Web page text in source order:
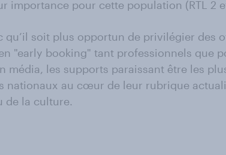
importance pour cette population (RTL 2
qu’il soit plus opportun de privilégier des
"early booking" tant professionnels que
média, les supports paraissant être les
nationaux au cœur de leur rubrique
de la culture.